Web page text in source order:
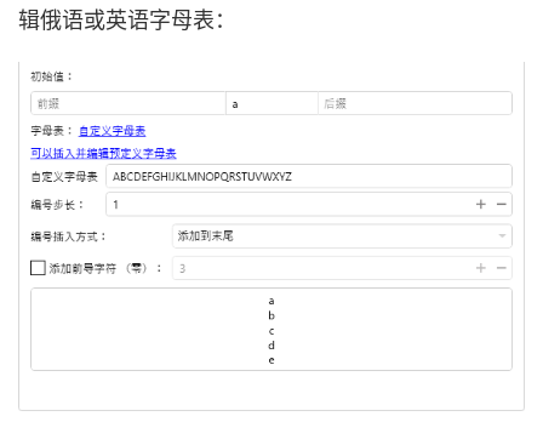
辑俄语或英语字母表：